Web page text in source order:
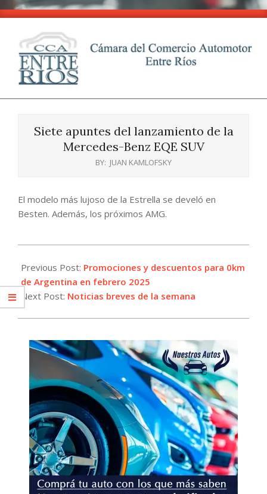
Skip
content
CCA
EntreSiete apuntes del lanzamiento de la
Mercedes-Benz EQE SUV
BY: JUAN KAMLOFSKY
El modelo más lujoso de la Estrella se develó en
Besten. Además, los próximos AMG.
02-
14
Previous Post: Promociones y descuentos para 0km
de Argentina en febrero 2025
Next Post: Noticias breves de la semana